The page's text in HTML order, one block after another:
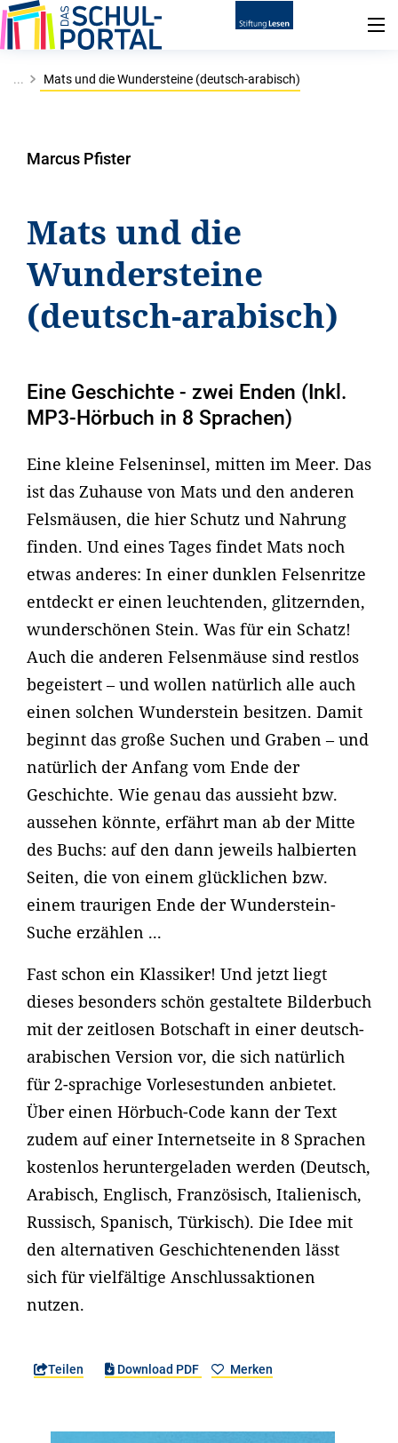
... Mats und die Wundersteine (deutsch-arabisch)
Marcus Pfister
Mats und die
Wundersteine
(deutsch-arabisch)
Eine Geschichte - zwei Enden (Inkl.
MP3-Hörbuch in 8 Sprachen)
Eine kleine Felseninsel, mitten im Meer. Das
ist das Zuhause von Mats und den anderen
Felsmäusen, die hier Schutz und Nahrung
finden. Und eines Tages findet Mats noch
etwas anderes: In einer dunklen Felsenritze
entdeckt er einen leuchtenden, glitzernden,
wunderschönen Stein. Was für ein Schatz!
Auch die anderen Felsenmäuse sind restlos
begeistert – und wollen natürlich alle auch
einen solchen Wunderstein besitzen. Damit
beginnt das große Suchen und Graben – und
natürlich der Anfang vom Ende der
Geschichte. Wie genau das aussieht bzw.
aussehen könnte, erfährt man ab der Mitte
des Buchs: auf den dann jeweils halbierten
Seiten, die von einem glücklichen bzw.
einem traurigen Ende der Wunderstein-
Suche erzählen ...
Fast schon ein Klassiker! Und jetzt liegt
dieses besonders schön gestaltete Bilderbuch
mit der zeitlosen Botschaft in einer deutsch-
arabischen Version vor, die sich natürlich
für 2-sprachige Vorlesestunden anbietet.
Über einen Hörbuch-Code kann der Text
zudem auf einer Internetseite in 8 Sprachen
kostenlos heruntergeladen werden (Deutsch,
Arabisch, Englisch, Französisch, Italienisch,
Russisch, Spanisch, Türkisch). Die Idee mit
den alternativen Geschichtenenden lässt
sich für vielfältige Anschlussaktionen
nutzen.
Teilen Download PDF Merken